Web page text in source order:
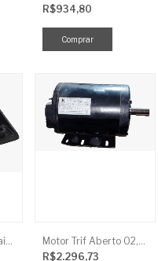
R$934,80
Suporte LS Catch Baixa
Motor Trif Aberto 02,00CV 4P
R$2.296,73